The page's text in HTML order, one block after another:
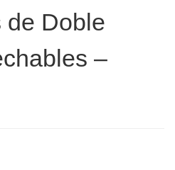
de Doble
–